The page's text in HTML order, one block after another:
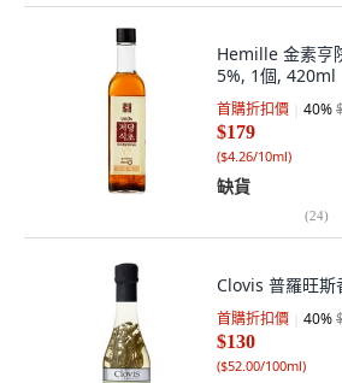
Hemille 金素亨
5%, 1個, 420ml
首購折扣價 40%
$179
($4.26/10ml)
缺貨
(24)
Clovis 普羅旺
首購折扣價 40%
$130
($52.00/100ml)